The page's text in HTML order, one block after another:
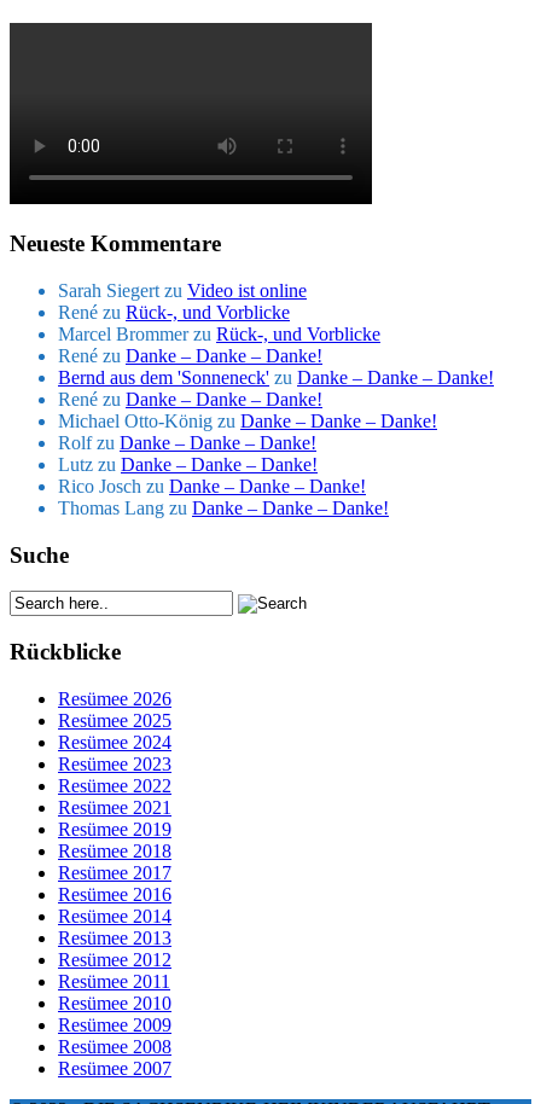
Neueste Kommentare
Sarah Siegert zu Video ist online
René zu Rück-, und Vorblicke
Marcel Brommerzu Rück-, und Vorblicke
René zu Danke – Danke – Danke!
Bernd aus dem 'Sonneneck' zu Danke – Danke – Danke!
René zu Danke – Danke – Danke!
Michael Otto-König zu Danke – Danke – Danke!
Rolfzu Danke – Danke – Danke!
Lutz zu Danke – Danke – Danke!
Rico Josch zu Danke – Danke – Danke!
Thomas Lang zu Danke – Danke – Danke!
Suche
Rückblicke
Resümee 2026
Resümee 2025
Resümee 2024
Resümee 2023
Resümee 2022
Resümee 2021
Resümee 2019
Resümee 2018
Resümee 2017
Resümee 2016
Resümee 2014
Resümee 2013
Resümee 2012
Resümee 2011
Resümee 2010
Resümee 2009
Resümee 2008
Resümee 2007